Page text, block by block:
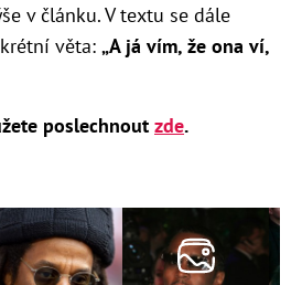
v článku. V textu se dále
věta: „A já vím, že ona ví,
poslechnout zde.